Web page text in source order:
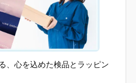
、心を込めた検品とラッピン